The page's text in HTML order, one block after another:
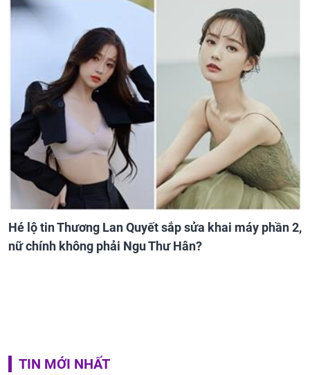
Hé lộ tin Thương Lan Quyết sắp sửa khai máy phần 2,
nữ chính không phải Ngu Thư Hân?
TIN MỚI NHẤT